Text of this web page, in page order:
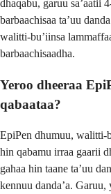
dhaqabu, garuu sa’aatii
barbaachisaa ta’uu
walitti-bu’iinsa
barbaachisaadha.
Yeroo dheeraa
qabaataa?
EpiPen dhumuu, walitti-
hin qabamu irraa gaarii
gahaa hin taane ta’uu
kennuu danda’a.